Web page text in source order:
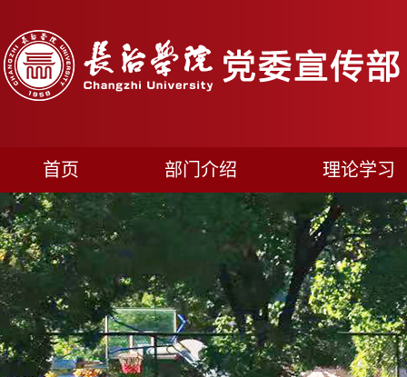
首页 部门介绍 理论学习